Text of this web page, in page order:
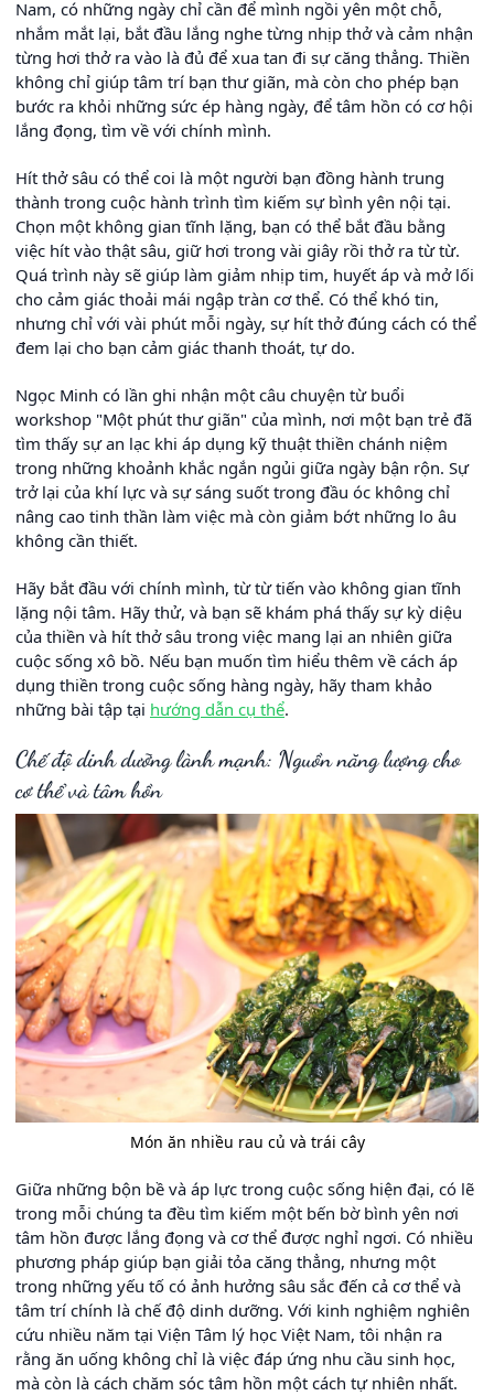
Nam, có những ngày chỉ cần để mình ngồi yên một chỗ,
nhắm mắt lại, bắt đầu lắng nghe từng nhịp thở và cảm nhận
từng hơi thở ra vào là đủ để xua tan đi sự căng thẳng. Thiền
không chỉ giúp tâm trí bạn thư giãn, mà còn cho phép bạn
bước ra khỏi những sức ép hàng ngày, để tâm hồn có cơ hội
lắng đọng, tìm về với chính mình.
Hít thở sâu có thể coi là một người bạn đồng hành trung
thành trong cuộc hành trình tìm kiếm sự bình yên nội tại.
Chọn một không gian tĩnh lặng, bạn có thể bắt đầu bằng
việc hít vào thật sâu, giữ hơi trong vài giây rồi thở ra từ từ.
Quá trình này sẽ giúp làm giảm nhịp tim, huyết áp và mở lối
cho cảm giác thoải mái ngập tràn cơ thể. Có thể khó tin,
nhưng chỉ với vài phút mỗi ngày, sự hít thở đúng cách có thể
đem lại cho bạn cảm giác thanh thoát, tự do.
Ngọc Minh có lần ghi nhận một câu chuyện từ buổi
workshop "Một phút thư giãn" của mình, nơi một bạn trẻ đã
tìm thấy sự an lạc khi áp dụng kỹ thuật thiền chánh niệm
trong những khoảnh khắc ngắn ngủi giữa ngày bận rộn. Sự
trở lại của khí lực và sự sáng suốt trong đầu óc không chỉ
nâng cao tinh thần làm việc mà còn giảm bớt những lo âu
không cần thiết.
Hãy bắt đầu với chính mình, từ từ tiến vào không gian tĩnh
lặng nội tâm. Hãy thử, và bạn sẽ khám phá thấy sự kỳ diệu
của thiền và hít thở sâu trong việc mang lại an nhiên giữa
cuộc sống xô bồ. Nếu bạn muốn tìm hiểu thêm về cách áp
dụng thiền trong cuộc sống hàng ngày, hãy tham khảo
những bài tập tại hướng dẫn cụ thể.
Chế độ dinh dưỡng lành mạnh: Nguồn năng lượng cho
cơ thể và tâm hồn
Món ăn nhiều rau củ và trái cây
Giữa những bộn bề và áp lực trong cuộc sống hiện đại, có lẽ
trong mỗi chúng ta đều tìm kiếm một bến bờ bình yên nơi
tâm hồn được lắng đọng và cơ thể được nghỉ ngơi. Có nhiều
phương pháp giúp bạn giải tỏa căng thẳng, nhưng một
trong những yếu tố có ảnh hưởng sâu sắc đến cả cơ thể và
tâm trí chính là chế độ dinh dưỡng. Với kinh nghiệm nghiên
cứu nhiều năm tại Viện Tâm lý học Việt Nam, tôi nhận ra
rằng ăn uống không chỉ là việc đáp ứng nhu cầu sinh học,
mà còn là cách chăm sóc tâm hồn một cách tự nhiên nhất.